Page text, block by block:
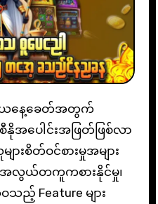
အပေါင်းအဖြတ်ဖြစ်လာ
ျားစိတ်ဝင်စားမှုအများ
အလွယ်တကူကစားနိုင်မှု၊
သည့် Feature များ